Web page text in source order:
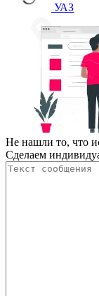
УАЗ
Не нашли то, что
Сделаем